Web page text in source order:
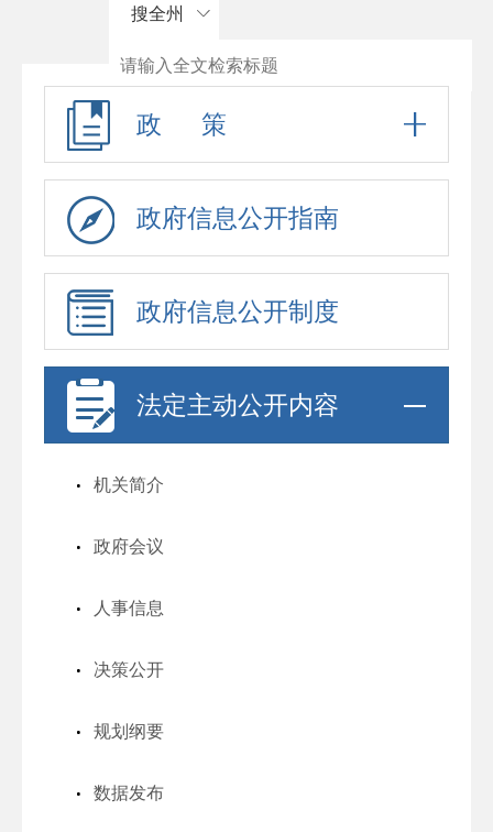
搜全州
政 策
政府信息公开指南
政府信息公开制度
法定主动公开内容
机关简介
政府会议
人事信息
决策公开
规划纲要
数据发布